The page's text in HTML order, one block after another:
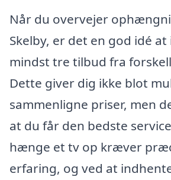
Når du overvejer
Skelby, er det en god idé
mindst tre tilbud fra
Dette giver dig ikke blot
sammenligne priser, men
at du får den bedste
hænge et tv op kræver
erfaring, og ved at